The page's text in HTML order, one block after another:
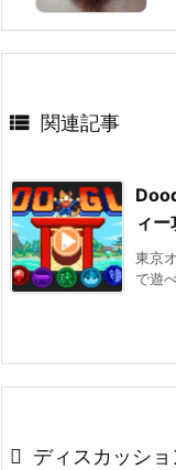
 関連記事
ィ
東京
で遊
ディスカッショ